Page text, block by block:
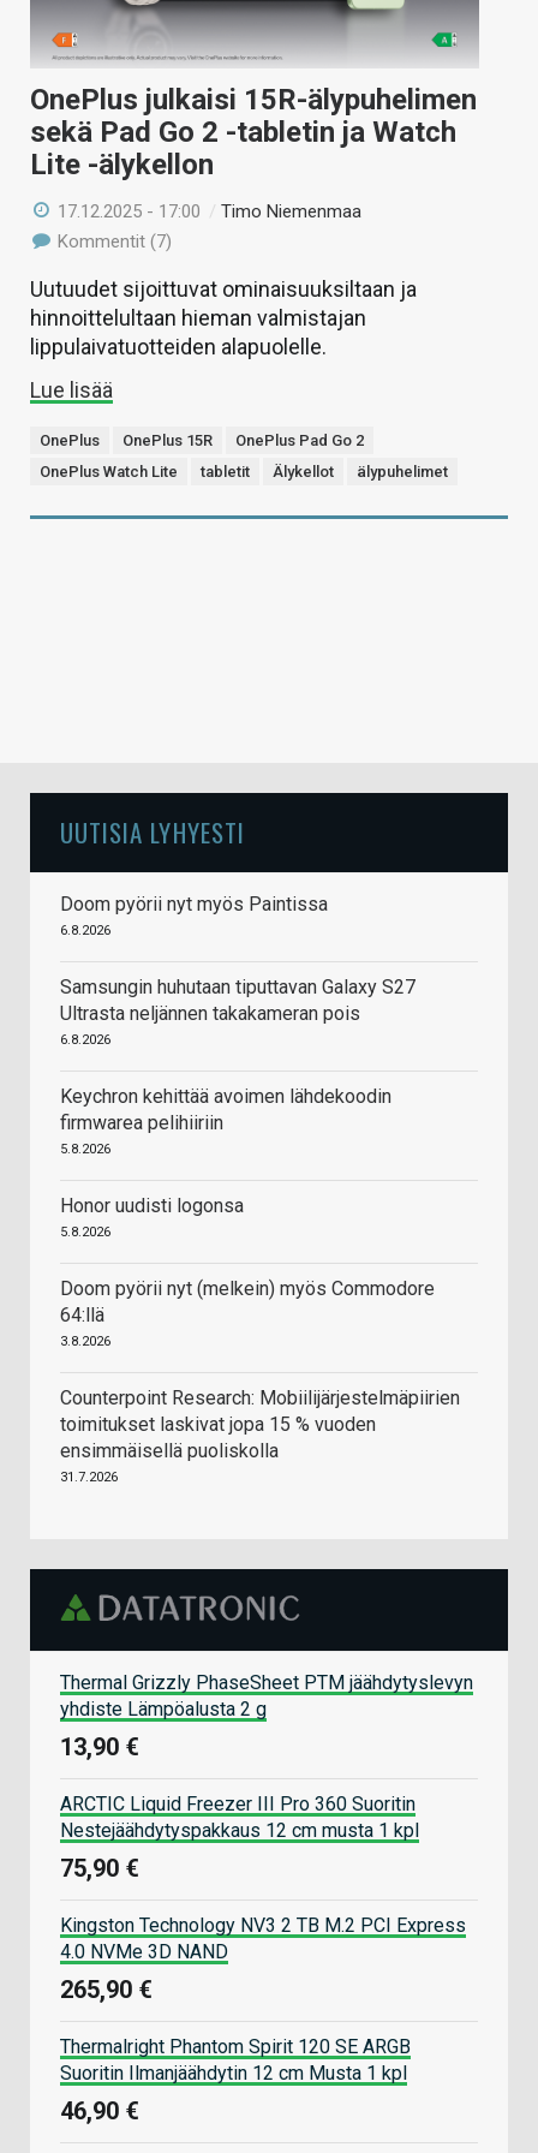
OnePlus julkaisi 15R-älypuhelimen
sekä Pad Go 2 -tabletin ja Watch
Lite -älykellon
17.12.2025 - 17:00 /Timo Niemenmaa
Kommentit (7)
Uutuudet sijoittuvat ominaisuuksiltaan ja
hinnoittelultaan hieman valmistajan
lippulaivatuotteiden alapuolelle.
Lue lisää
OnePlus OnePlus 15R
OnePlus Pad Go 2
OnePlus Watch Lite
tabletit Älykellot älypuhelimet
UUTISIA LYHYESTI
Doom pyörii nyt myös Paintissa
6.8.2026
Samsungin huhutaan tiputtavan Galaxy S27
Ultrasta neljännen takakameran pois
6.8.2026
Keychron kehittää avoimen lähdekoodin
firmwarea pelihiiriin
5.8.2026
Honor uudisti logonsa
5.8.2026
Doom pyörii nyt (melkein) myös Commodore
64:llä
3.8.2026
Counterpoint Research: Mobiilijärjestelmäpiirien
toimitukset laskivat jopa 15 % vuoden
ensimmäisellä puoliskolla
31.7.2026
Thermal Grizzly PhaseSheet PTM jäähdytyslevyn
yhdiste Lämpöalusta 2 g
13,90 €
ARCTIC Liquid Freezer III Pro 360 Suoritin
Nestejäähdytyspakkaus 12 cm musta 1 kpl
75,90 €
Kingston Technology NV3 2 TB M.2 PCI Express
4.0 NVMe 3D NAND
265,90 €
Thermalright Phantom Spirit 120 SE ARGB
Suoritin Ilmanjäähdytin 12 cm Musta 1 kpl
46,90 €